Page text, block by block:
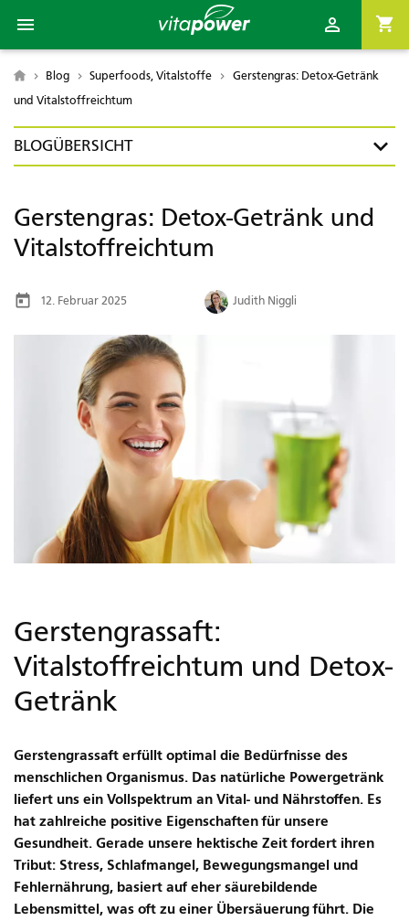
 shopping_cart


Blog Superfoods, Vitalstoffe
Gerstengras: Detox-Getränk
und Vitalstoffreichtum
BLOGÜBERSICHT
Gerstengras: Detox-Getränk und
Vitalstoffreichtum
today 12. Februar 2025 Judith Niggli
Gerstengrassaft:
Vitalstoffreichtum und Detox-
Getränk
Gerstengrassaft erfüllt optimal die Bedürfnisse des
menschlichen Organismus. Das natürliche Powergetränk
liefert uns ein Vollspektrum an Vital- und Nährstoffen. Es
hat zahlreiche positive Eigenschaften für unsere
Gesundheit. Gerade unsere hektische Zeit fordert ihren
Tribut: Stress, Schlafmangel, Bewegungsmangel und
Fehlernährung, basiert auf eher säurebildende
Lebensmittel, was oft zu einer Übersäuerung führt. Die